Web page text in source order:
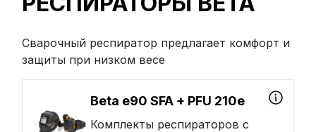
Сварочный респиратор предлагает комфорт и
защиты при низком весе
Beta e90 SFA + PFU 210e
Комплекты респираторов с